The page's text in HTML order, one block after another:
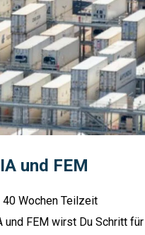
und FEM
Wochen Teilzeit
und FEM wirst Du Schritt